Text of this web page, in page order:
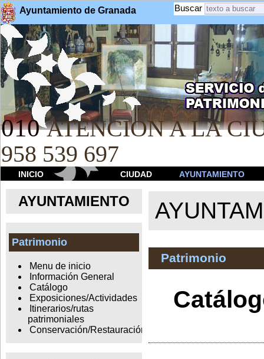
Ayuntamiento de Granada Buscar
010 ATENCION A LA
958 539 697
INICIO CIUDAD AYUNTAMIENTO
AYUNTAMIENTO
Patrimonio
Menu de inicio
Información General
Catálogo
Exposiciones/Actividades
Itinerarios/rutas
patrimoniales
Conservación/Restauración
Patrimonio